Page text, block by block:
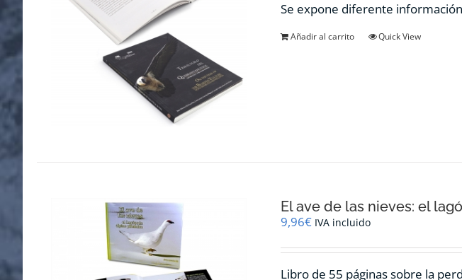
Se expone diferente
Añadir al carrito Quick View
El ave de las nieves: el
9,96€ IVA incluido
Libro de 55 páginas sobre la